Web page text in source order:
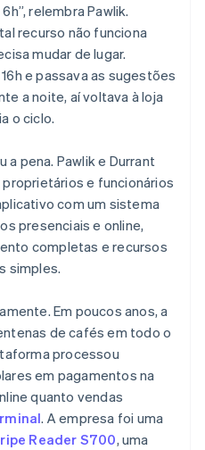
relembra Pawlik.
recurso não funciona
mudar de lugar.
e passava as sugestões
a noite, aí voltava à loja
o ciclo.
a pena. Pawlik e Durrant
e funcionários
com um sistema
presenciais e online,
completas e recursos
simples.
Em poucos anos, a
de cafés em todo o
processou
em pagamentos na
quanto vendas
. A empresa foi uma
Reader S700, uma